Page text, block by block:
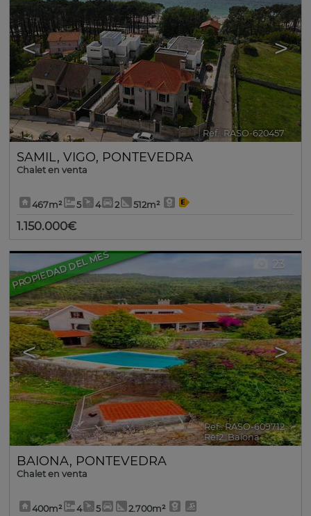
< >
Ref.. RASO-620457 🔗
SAMIL , VIGO, PONTEVEDRA
Chalet en venta
467m² 5 4 2 512m²
1.150.000€
PROPIEDAD DEL MES
< >
23
Ref.. RASO-609712 🔗
Ref2. Baiona
BAIONA, PONTEVEDRA
Chalet en venta
400m² 4 5 2.700m²